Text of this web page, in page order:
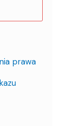
prawa